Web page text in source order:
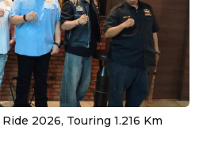
2026, Touring 1.216 Km